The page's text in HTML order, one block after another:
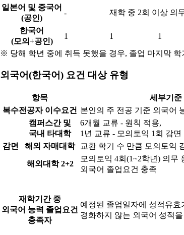
일본어 및 중국어
(공인)
- 재학 중 2회 이상 의
한국어
(모의+공인)
1 1 1
※ 당해 학년 중에 취득 못했을 경우, 졸업 마지막
외국어(한국어) 요건 대상 유형
항목
세부기준
복수전공자 이수요건 본인의 주 전공 기준 외국어
감면
캠퍼스간 및
국내 타대학
6개월 교류 - 원칙 적용,
1년 교류 - 모의토익 1회 감면
해외 자매대학 교환 학기 수 만큼 모의토익
해외대학 2+2
모의토익 4회(1~2학년) 의무
외국어 졸업요건 충족
재학기간 중
외국어 능력 졸업요건
충족자
예정된 졸업일자에 성적유효
경화하지 않는 외국어 성적